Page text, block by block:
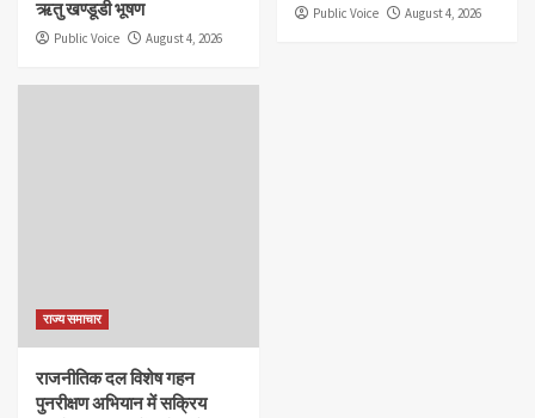
ऋतु खण्डूडी भूषण
Public Voice August 4, 2026
Public Voice August 4, 2026
राज्य समाचार
राजनीतिक दल विशेष गहन
पुनरीक्षण अभियान में सक्रिय